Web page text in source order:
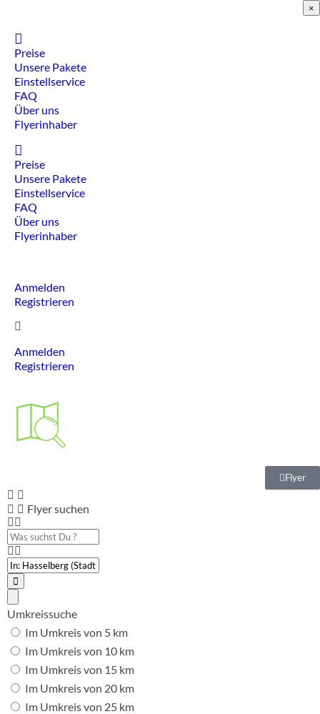
Preise
Unsere Pakete
Einstellservice
FAQ
Über uns
Flyerinhaber
Preise
Unsere Pakete
Einstellservice
FAQ
Über uns
Flyerinhaber
Anmelden
Registrieren
Anmelden
Registrieren
Flyer
Flyer suchen
Was
suchst
Du
?
PLZ
oder
Ort
Filters
Umkreissuche
Im Umkreis von 5 km
Im Umkreis von 10 km
Im Umkreis von 15 km
Im Umkreis von 20 km
Im Umkreis von 25 km
×